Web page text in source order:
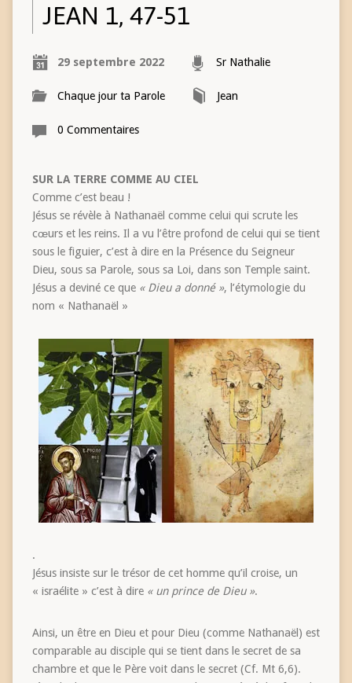
JEAN 1, 47-51
29 septembre 2022 Sr Nathalie
Chaque jour ta Parole Jean
0 Commentaires
SUR LA TERRE COMME AU CIEL
Comme c’est beau !
Jésus se révèle à Nathanaël comme celui qui scrute les
cœurs et les reins. Il a vu l’être profond de celui qui se tient
sous le figuier, c’est à dire en la Présence du Seigneur
Dieu, sous sa Parole, sous sa Loi, dans son Temple saint.
Jésus a deviné ce que « Dieu a donné », l’étymologie du
nom « Nathanaël »
.
Jésus insiste sur le trésor de cet homme qu’il croise, un
« israélite » c’est à dire « un prince de Dieu ».
Ainsi, un être en Dieu et pour Dieu (comme Nathanaël) est
comparable au disciple qui se tient dans le secret de sa
chambre et que le Père voit dans le secret (Cf. Mt 6,6).